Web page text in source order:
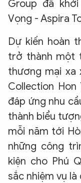
Group đã
Vọng - Aspira
Dự kiến hoàn
trở thành một
thương mại xa
Collection
đáp ứng nhu
thành biểu
mỗi năm tới
những công
kiện cho Phú
sắc nhiệm vụ là